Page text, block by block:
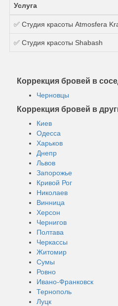
Услуга
✅ Студия красоты Atmosfera
✅ Студия красоты Shabash
Коррекция бровей в
Черновцы
Коррекция бровей в
Киев
Одесса
Харьков
Днепр
Львов
Запорожье
Кривой Рог
Николаев
Винница
Херсон
Чернигов
Полтава
Черкассы
Житомир
Сумы
Ровно
Ивано-Франковск
Тернополь
Луцк